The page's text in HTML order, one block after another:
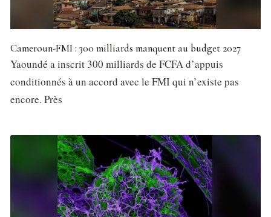
Cameroun-FMI : 300 milliards manquent au budget 2027
Yaoundé a inscrit 300 milliards de FCFA d’appuis
conditionnés à un accord avec le FMI qui n’existe pas
encore. Près